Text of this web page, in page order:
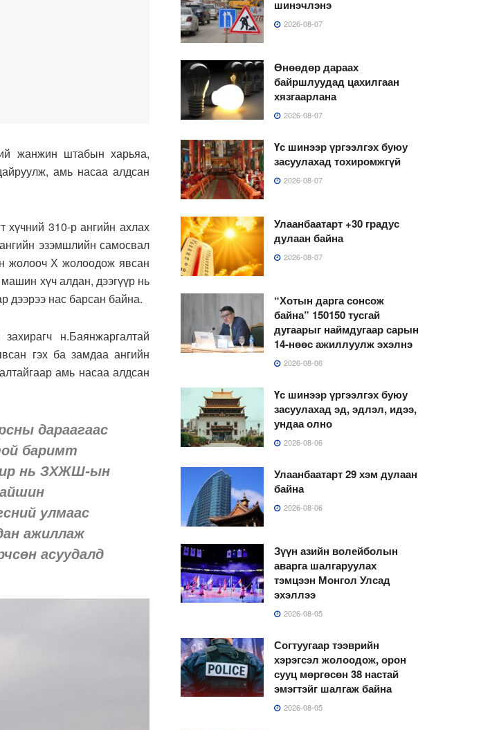
жанжин штабын харьяа,
амь насаа алдсан
хүчний 310-р ангийн ахлах
эзэмшлийн самосвал
жолооч Х жолоодож явсан
хүч алдан, дээгүүр нь
дээрээ нас барсан байна.
н.Баянжаргалтай
гэх ба замдаа ангийн
амь насаа алдсан
дараагаас
баримт
нь ЗХЖШ-ын
улмаас
ажиллаж
асуудалд
шинэчлэнэ
2026-08-07
Өнөөдөр дараах
байршлуудад цахилгаан
хязгаарлана
2026-08-07
Үс шинээр үргээлгэх буюу
засуулахад тохиромжгүй
2026-08-07
Улаанбаатарт +30 градус
дулаан байна
2026-08-07
“Хотын дарга сонсож
байна” 150150 тусгай
дугаарыг наймдугаар сарын
14-нөөс ажиллуулж эхэлнэ
2026-08-06
Үс шинээр үргээлгэх буюу
засуулахад эд, эдлэл, идээ,
ундаа олно
2026-08-06
Улаанбаатарт 29 хэм дулаан
байна
2026-08-06
Зүүн азийн волейболын
аварга шалгаруулах
тэмцээн Монгол Улсад
эхэллээ
2026-08-05
Согтуугаар тээврийн
хэрэгсэл жолоодож, орон
сууц мөргөсөн 38 настай
эмэгтэйг шалгаж байна
2026-08-05